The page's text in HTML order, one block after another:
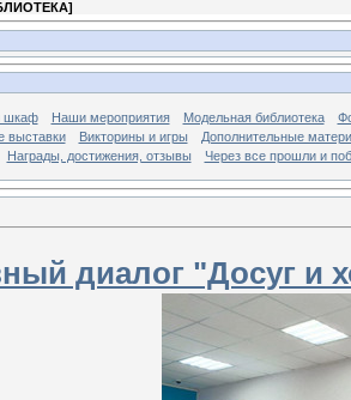
]
шкаф Наши мероприятия Модельная библиотека
выставки
Викторины и игры
Дополнительные
Награды, достижения, отзывы
Через все прошли и
диалог "Досуг и